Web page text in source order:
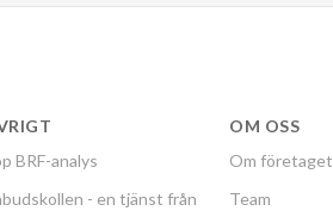
BRF-analys
- en tjänst från
OM OSS
Om företaget
Team